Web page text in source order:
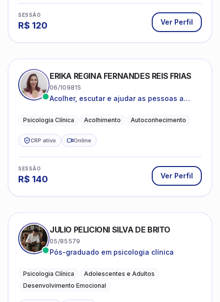
SESSÃO
R$ 120 Ver Perfil
ERIKA REGINA FERNANDES REIS FRIAS
06/109815
Acolher, escutar e ajudar as pessoas a
Psicologia Clínica Acolhimento Autoconhecimento
CRP ativo Online
SESSÃO
R$ 140 Ver Perfil
JULIO PELICIONI SILVA DE BRITO
05/85579
Pós-graduado em psicologia clínica
Psicologia Clínica
Adolescentes e Adultos
Desenvolvimento Emocional